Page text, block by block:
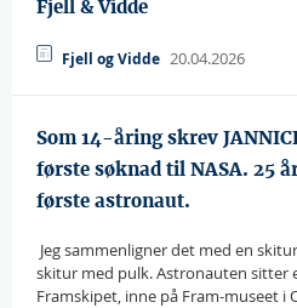
Fjell & Vidde
Fjell og Vidde 20.04.2026
Som 14-åring skrev
første søknad til NASA. 25
første astronaut.
 Jeg sammenligner det med en
skitur med pulk. Astronauten sitter
Framskipet, inne på Fram-museet i